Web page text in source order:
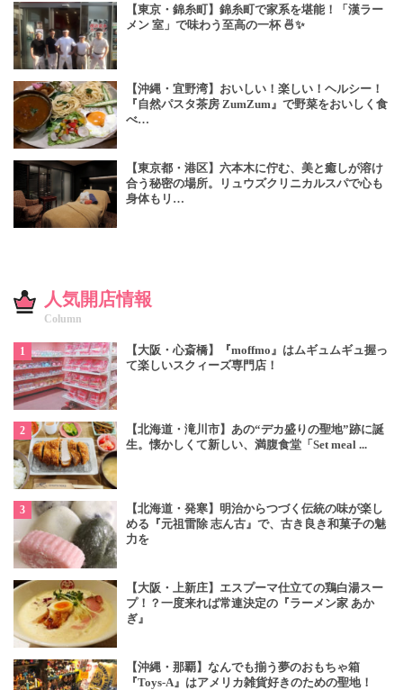
【東京・錦糸町】錦糸町で家系を堪能！「漢ラー
メン 室」で味わう至高の一杯 🍜✨
【沖縄・宜野湾】おいしい！楽しい！ヘルシー！
『自然パスタ茶房 ZumZum』で野菜をおいしく食
べ…
【東京都・港区】六本木に佇む、美と癒しが溶け
合う秘密の場所。リュウズクリニカルスパで心も
身体もリ…
人気開店情報
Column
【大阪・心斎橋】『moffmo』はムギュムギュ握っ
て楽しいスクィーズ専門店！
【北海道・滝川市】あの“デカ盛りの聖地”跡に誕
生。懐かしくて新しい、満腹食堂「Set meal ...
【北海道・発寒】明治からつづく伝統の味が楽し
める『元祖雷除 志ん古』で、古き良き和菓子の魅
力を
【大阪・上新庄】エスプーマ仕立ての鶏白湯スー
プ！？一度来れば常連決定の『ラーメン家 あか
ぎ』
【沖縄・那覇】なんでも揃う夢のおもちゃ箱
『Toys-A』はアメリカ雑貨好きのための聖地！